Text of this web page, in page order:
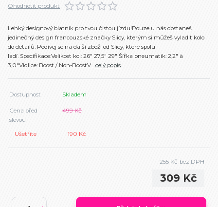
Ohodnotit produkt
Lehký designový blatník pro tvou čistou jízdu!Pouze u nás dostaneš
jedinečný design francouzské značky Slicy, kterým si můžeš vyladit kolo
do detailů. Podívej se na další zboží od Slicy, které spolu
ladí. Specifikace:Velikost kol: 26″ 27,5″ 29″ Šířka pneumatik: 2,2″ à
3,0″Vidlice: Boost / Non-BoostV... celý popis
Dostupnost Skladem
Cena před
slevou
499 Kč
Ušetříte 190 Kč
309 Kč
255 Kč bez DPH